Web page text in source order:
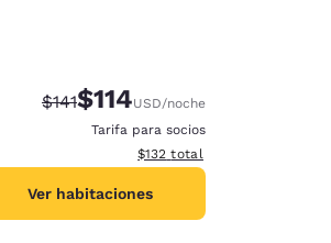
Tarifa tachada:
$141Tarifa reducida:
$114USD/noche
Tarifa para socios
Ver detalles totales
$132 total
Ver habitaciones